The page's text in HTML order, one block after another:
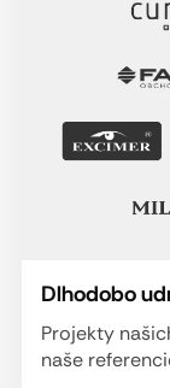
Dlhodobo
Projekty
naše